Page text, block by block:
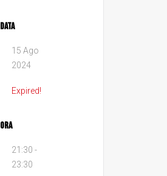
DATA
15 Ago
2024
Expired!
ORA
21:30 -
23:30